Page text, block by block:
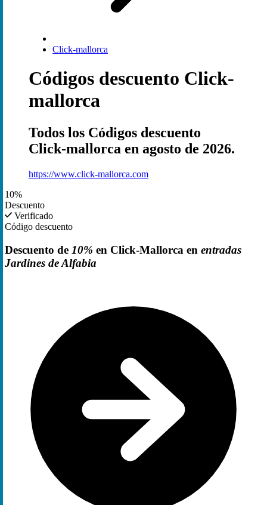
Click-mallorca
Códigos descuento Click-
mallorca
Todos los Códigos descuento
Click-mallorca en agosto de 2026.
https://www.click-mallorca.com
10%
Descuento
Verificado
Código descuento
Descuento de 10% en Click-Mallorca en entradas
Jardines de Alfabia